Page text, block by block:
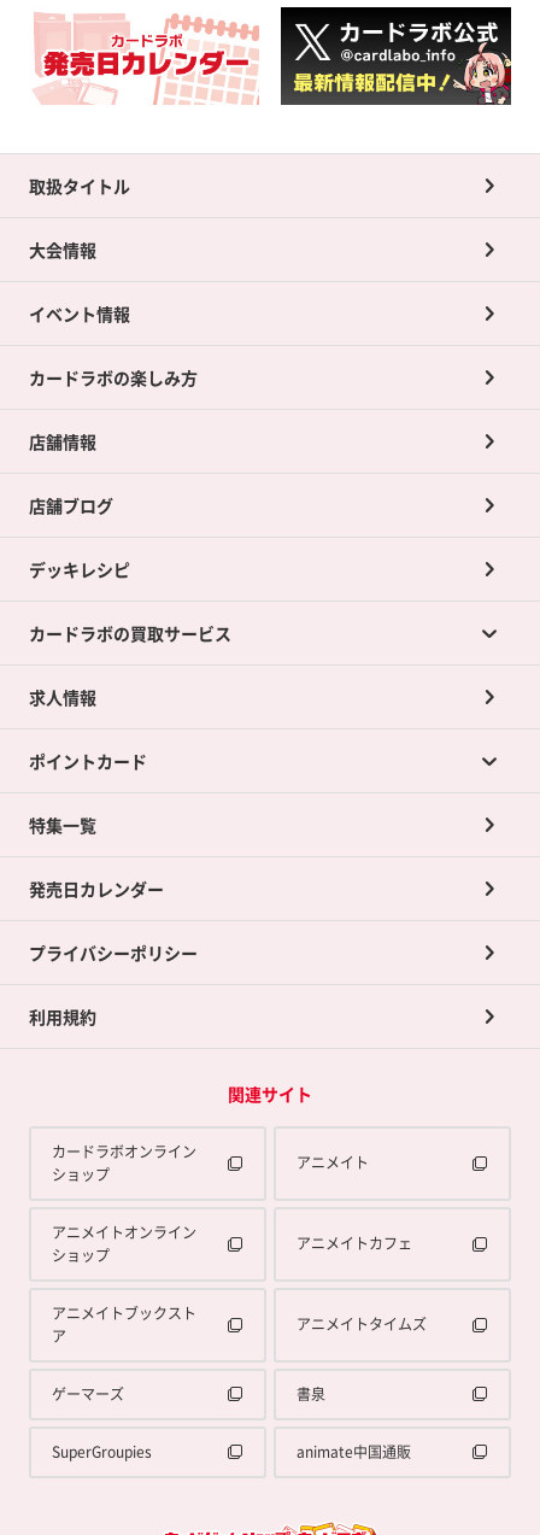
取扱タイトル
大会情報
イベント情報
カードラボの楽しみ方
店舗情報
店舗ブログ
デッキレシピ
カードラボの買取サービス
カードラボの買取サービスTOP
店舗買取について
ネット買取について
買取承諾書について
求人情報
ポイントカード
ポイントカードTOP
ポイント交換景品
特集一覧
発売日カレンダー
プライバシーポリシー
利用規約
関連サイト
カードラボオンライン
ショップ
アニメイト
アニメイトオンライン
ショップ
アニメイトカフェ
アニメイトブックスト
ア
アニメイトタイムズ
ゲーマーズ 書泉
SuperGroupies animate中国通販